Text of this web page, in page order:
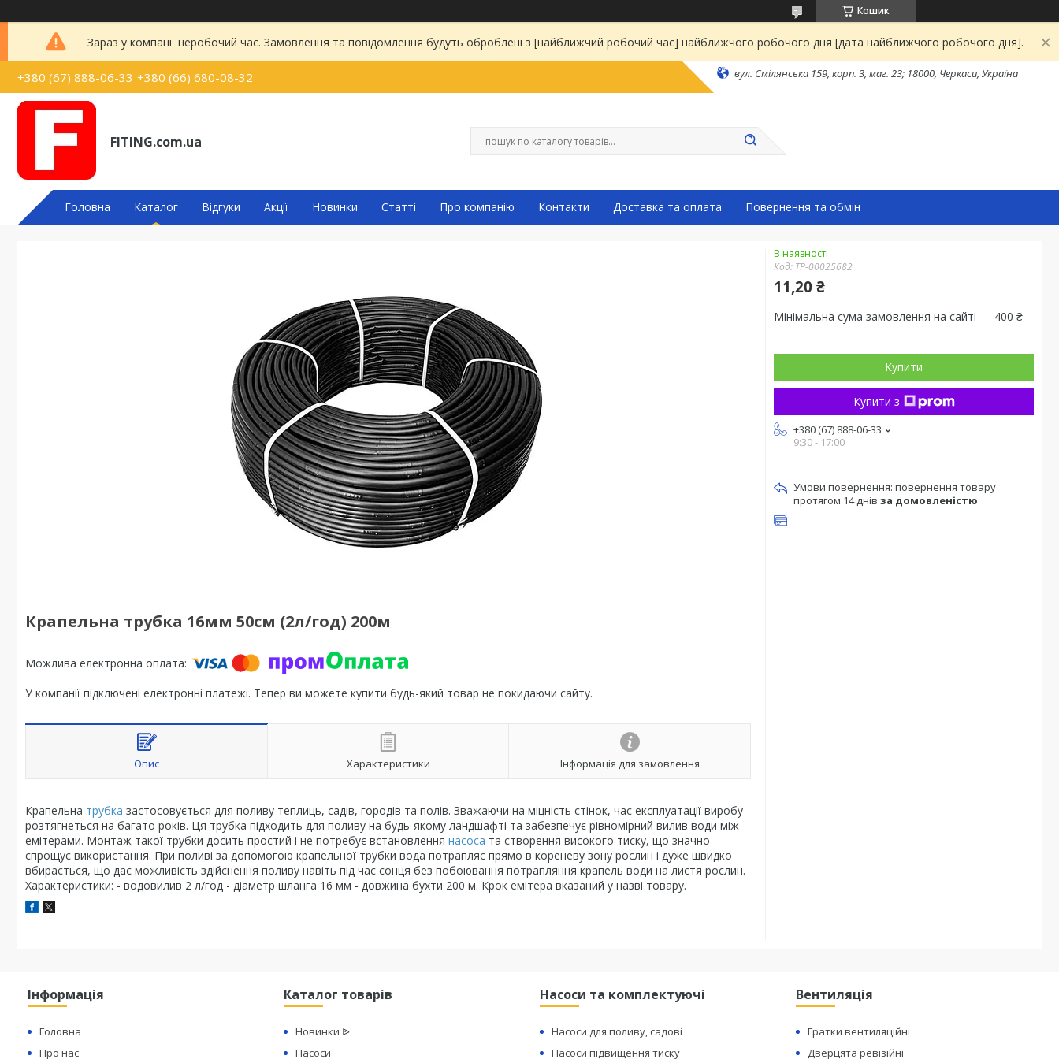
Кошик
Зараз у компанії неробочий час. Замовлення та повідомлення будуть оброблені з [найближчий робочий час] найближчого робочого дня [дата найближчого робочого дня].
+380 (67) 888-06-33 +380 (66) 680-08-32 вул. Смілянська 159, корп. 3, маг. 23; 18000, Черкаси, Україна
FITING.com.ua
Головна Каталог Відгуки Акції Новинки Статті Про компанію Контакти Доставка та оплата Повернення та обмін
Крапельна трубка 16мм 50см (2л/год) 200м
У компанії підключені електронні платежі. Тепер ви можете купити будь-який товар не покидаючи сайту.
Опис Характеристики Інформація для замовлення
Крапельна трубка застосовується для поливу теплиць, садів, городів та полів. Зважаючи на міцність стінок, час експлуатації виробу
розтягнеться на багато років. Ця трубка підходить для поливу на будь-якому ландшафті та забезпечує рівномірний вилив води між
емітерами. Монтаж такої трубки досить простий і не потребує встановлення насоса та створення високого тиску, що значно
спрощує використання. При поливі за допомогою крапельної трубки вода потрапляє прямо в кореневу зону рослин і дуже швидко
вбирається, що дає можливість здійснення поливу навіть під час сонця без побоювання потрапляння крапель води на листя рослин.
Характеристики: - водовилив 2 л/год - діаметр шланга 16 мм - довжина бухти 200 м. Крок емітера вказаний у назві товару.
В наявності
Код: ТР-00025682
11,20 ₴
Мінімальна сума замовлення на сайті — 400 ₴
Купити
Купити з
+380 (67) 888-06-33
9:30 - 17:00
повернення товару
протягом 14 днів за домовленістю
Інформація
Головна
Про нас
Каталог товарів
Новинки ᐉ
Насоси
Насоси та комплектуючі
Насоси для поливу, садові
Насоси підвищення тиску
Вентиляція
Гратки вентиляційні
Дверцята ревізійні